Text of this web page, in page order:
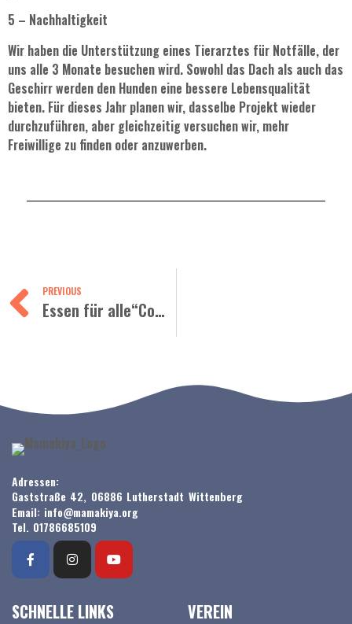
5 – Nachhaltigkeit
Wir haben die Unterstützung eines Tierarztes für Notfälle, der
uns alle 3 Monate besuchen wird. Sowohl das Dach als auch das
Geschirr werden den Hunden eine bessere Lebensqualität
bieten. Für dieses Jahr planen wir, dasselbe Projekt wieder
durchzuführen, aber gleichzeitig versuchen wir, mehr
Freiwillige zu finden oder anzuwerben.
PREVIOUS
Essen für alle“Comida para todos“ 2023-2024
Adressen:
Gaststraße 42, 06886 Lutherstadt Wittenberg
Email: info@mamakiya.org
Tel. 01786685109
SCHNELLE LINKS VEREIN